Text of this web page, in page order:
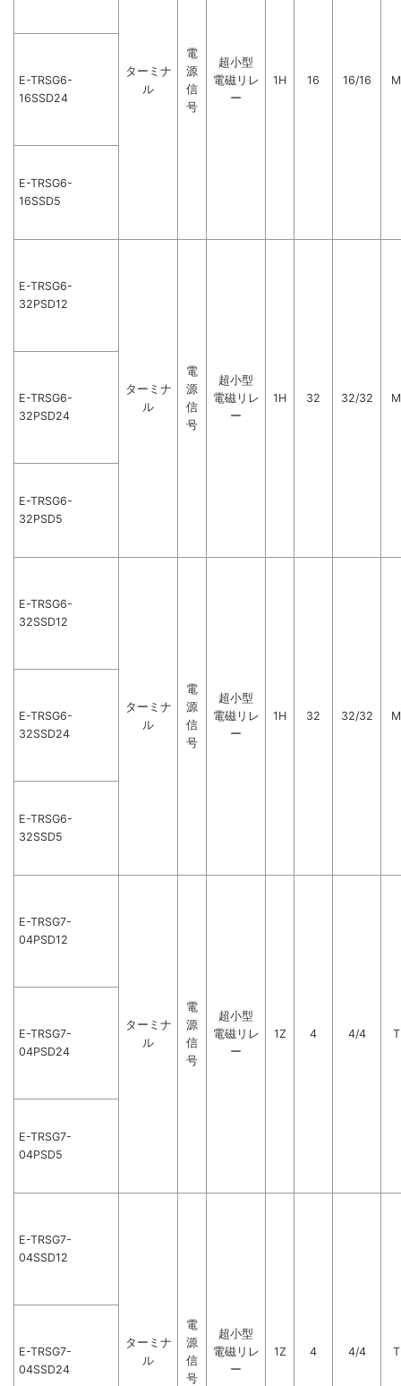
ターミナ
ル
電
源
信
号
超小型
電磁リレ
ー
1H 16 16/16
E-TRSG6-
16SSD24
E-TRSG6-
16SSD5
E-TRSG6-
32PSD12
ターミナ
ル
電
源
信
号
超小型
電磁リレ
ー
1H 32 32/32
E-TRSG6-
32PSD24
E-TRSG6-
32PSD5
E-TRSG6-
32SSD12
ターミナ
ル
電
源
信
号
超小型
電磁リレ
ー
1H 32 32/32
E-TRSG6-
32SSD24
E-TRSG6-
32SSD5
E-TRSG7-
04PSD12
ターミナ
ル
電
源
信
号
超小型
電磁リレ
ー
1Z 4 4/4
E-TRSG7-
04PSD24
E-TRSG7-
04PSD5
E-TRSG7-
04SSD12
ターミナ
ル
電
源
信
号
超小型
電磁リレ
ー
1Z 4 4/4
E-TRSG7-
04SSD24